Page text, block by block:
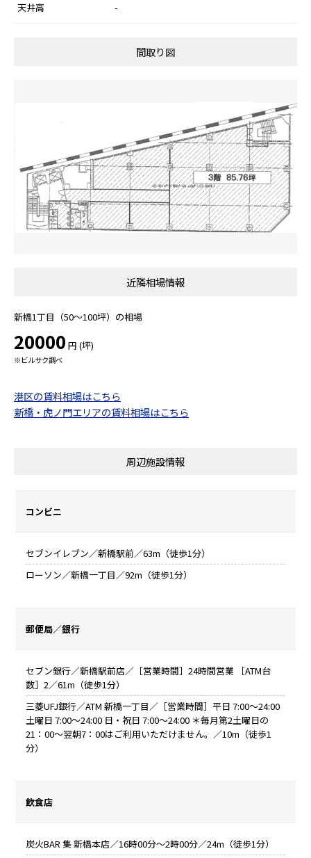
天井高 -
間取り図
近隣相場情報
新橋1丁目（50～100坪）の相場
20000 円 (坪)
※ビルサク調べ
港区の賃料相場はこちら
新橋・虎ノ門エリアの賃料相場はこちら
周辺施設情報
コンビニ
セブンイレブン／新橋駅前／63m（徒歩1分）
ローソン／新橋一丁目／92m（徒歩1分）
郵便局／銀行
セブン銀行／新橋駅前店／［営業時間］24時間営業 ［ATM台
数］2／61m（徒歩1分）
三菱UFJ銀行／ATM 新橋一丁目／［営業時間］平日 7:00～24:00
土曜日 7:00～24:00 日・祝日 7:00～24:00 ＊毎月第2土曜日の
21：00～翌朝7：00はご利用いただけません。／10m（徒歩1
分）
飲食店
炭火BAR 集 新橋本店／16時00分～2時00分／24m（徒歩1分）